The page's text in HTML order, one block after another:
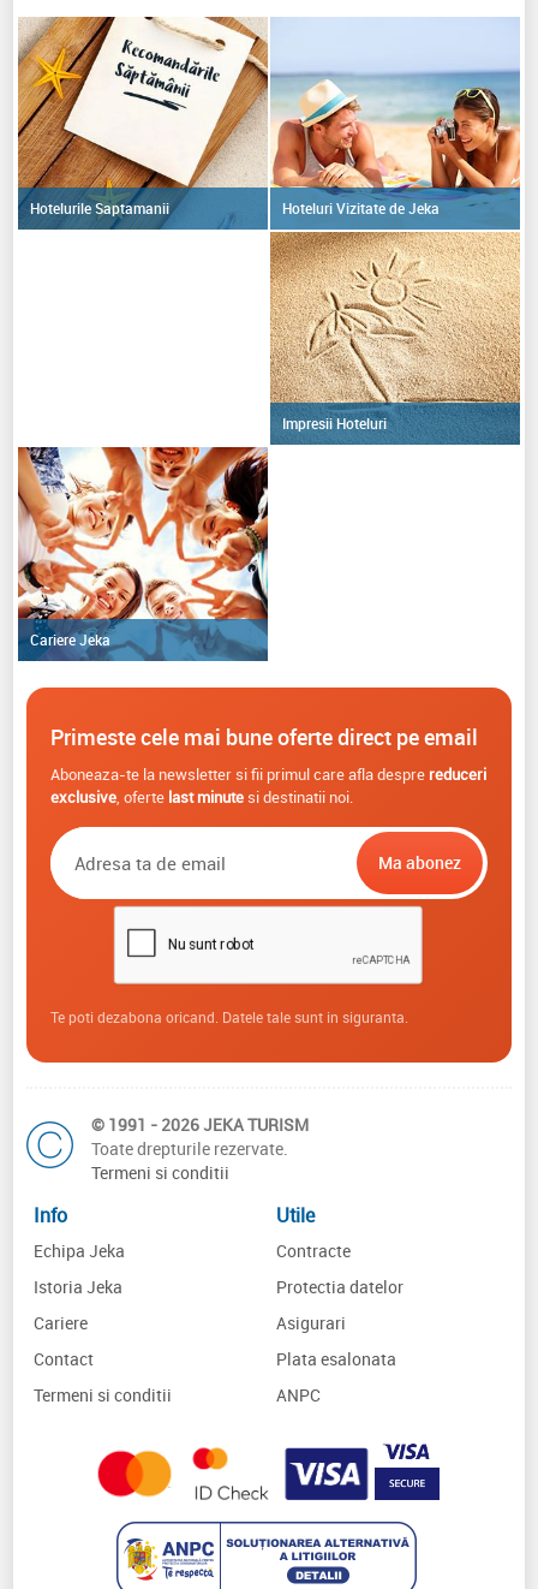
Hotelurile Saptamanii Hoteluri Vizitate de Jeka
Impresii Hoteluri
Cariere Jeka
Primeste cele mai bune oferte direct pe email
Aboneaza-te la newsletter si fii primul care afla despre reduceri
exclusive, oferte last minutesi destinatii noi.
Te poti dezabona oricand. Datele tale sunt in siguranta.
© 1991 - 2026 JEKA TURISM
Toate drepturile rezervate.
Termeni si conditii
Info
Echipa Jeka
Istoria Jeka
Cariere
Contact
Termeni si conditii
Utile
Contracte
Protectia datelor
Asigurari
Plata esalonata
ANPC